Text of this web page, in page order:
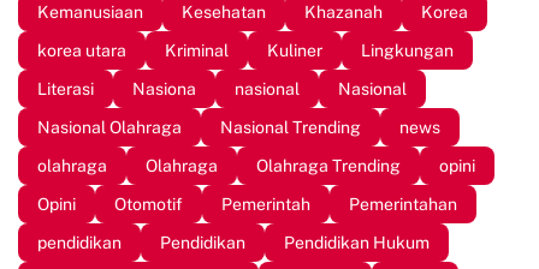
Kemanusiaan
Kesehatan Khazanah
Korea
korea utara
Kriminal Kuliner
Lingkungan
Literasi
Nasiona nasional
Nasional
Nasional Olahraga
Nasional Trending
news
olahraga
Olahraga Olahraga Trending
opini
Opini
Otomotif Pemerintah
Pemerintahan
pendidikan
Pendidikan
Pendidikan Hukum